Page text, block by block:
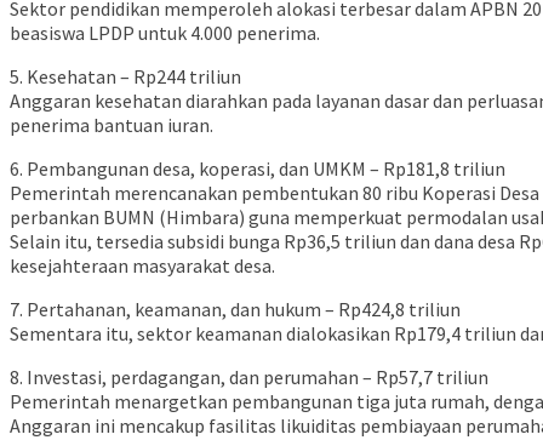
Sektor pendidikan memperoleh alokasi terbesar dalam APBN
beasiswa LPDP untuk 4.000 penerima.
5. Kesehatan – Rp244 triliun
Anggaran kesehatan diarahkan pada layanan dasar dan
penerima bantuan iuran.
6. Pembangunan desa, koperasi, dan UMKM – Rp181,8 triliun
Pemerintah merencanakan pembentukan 80 ribu Koperasi
perbankan BUMN (Himbara) guna memperkuat permodalan
Selain itu, tersedia subsidi bunga Rp36,5 triliun dan dana desa
kesejahteraan masyarakat desa.
7. Pertahanan, keamanan, dan hukum – Rp424,8 triliun
Sementara itu, sektor keamanan dialokasikan Rp179,4 triliun
8. Investasi, perdagangan, dan perumahan – Rp57,7 triliun
Pemerintah menargetkan pembangunan tiga juta rumah,
Anggaran ini mencakup fasilitas likuiditas pembiayaan